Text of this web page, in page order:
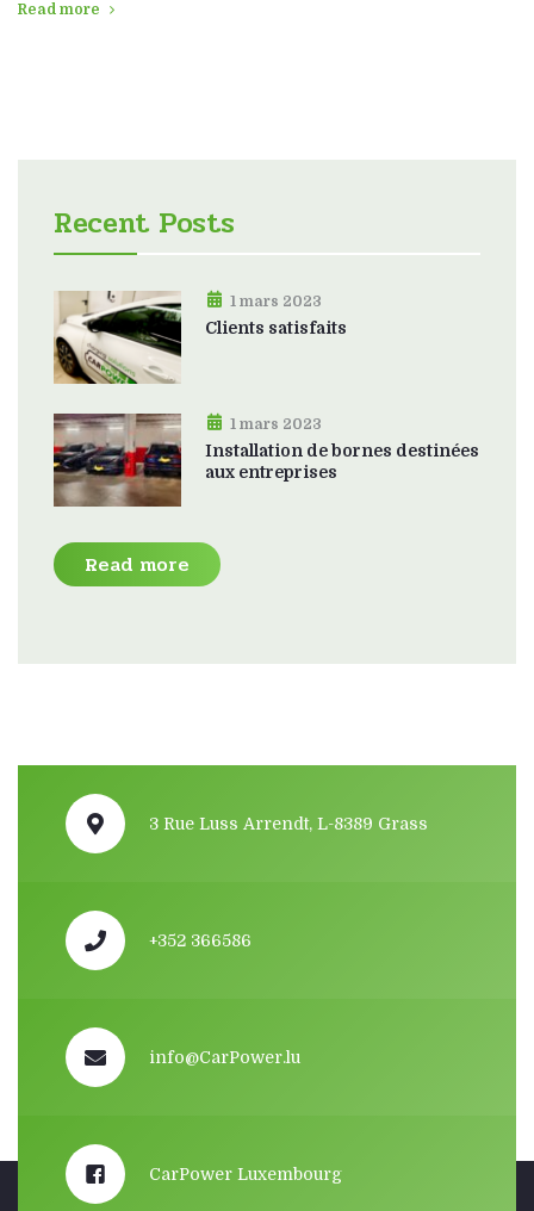
Read more
Recent Posts
1 mars 2023
Clients satisfaits
1 mars 2023
Installation de bornes destinées
aux entreprises
Read more
3 Rue Luss Arrendt, L-8389 Grass
+352 366586
info@CarPower.lu
CarPower Luxembourg